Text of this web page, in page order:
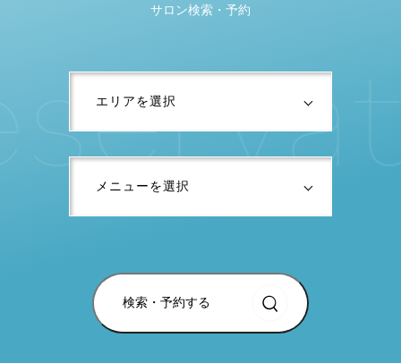
サロン検索・予約
検索・予約する
servat